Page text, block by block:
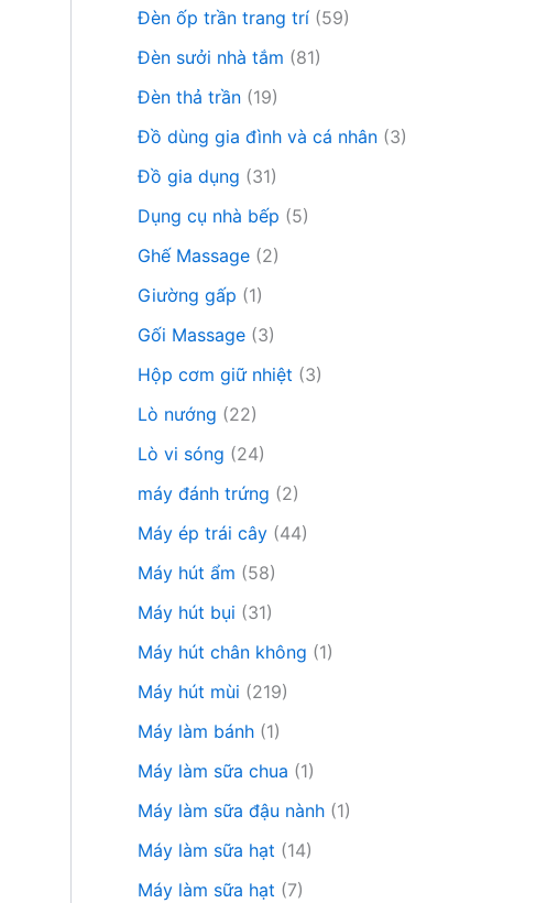
Đèn ốp trần trang trí (59)
Đèn sưởi nhà tắm (81)
Đèn thả trần (19)
Đồ dùng gia đình và cá nhân (3)
Đồ gia dụng (31)
Dụng cụ nhà bếp (5)
Ghế Massage (2)
Giường gấp (1)
Gối Massage (3)
Hộp cơm giữ nhiệt (3)
Lò nướng (22)
Lò vi sóng (24)
máy đánh trứng (2)
Máy ép trái cây (44)
Máy hút ẩm (58)
Máy hút bụi (31)
Máy hút chân không (1)
Máy hút mùi (219)
Máy làm bánh (1)
Máy làm sữa chua (1)
Máy làm sữa đậu nành (1)
Máy làm sữa hạt (14)
Máy làm sữa hạt (7)